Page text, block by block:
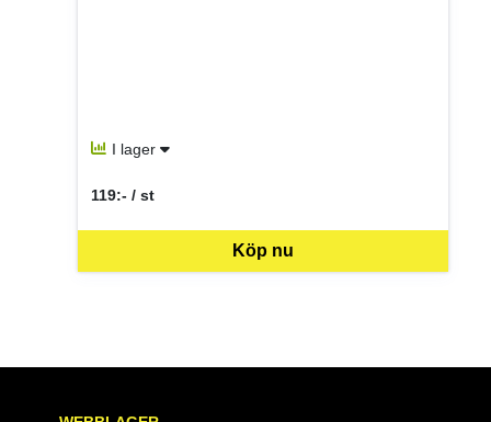
I lager
Köp nu
119:- / st
SEK per ST